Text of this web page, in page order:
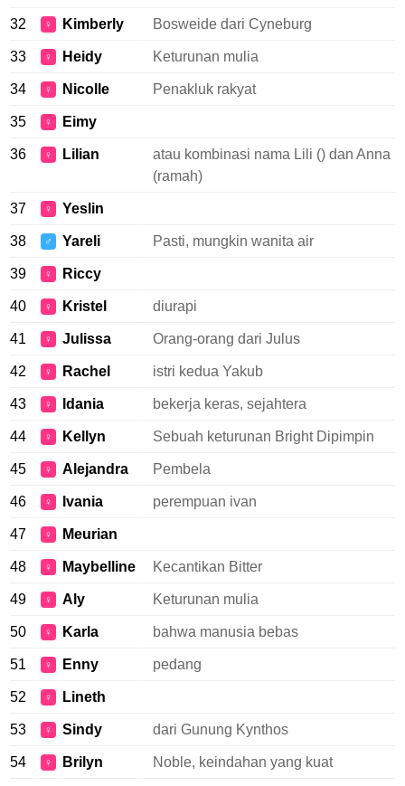
32 ♀ Kimberly Bosweide dari Cyneburg
33 ♀ Heidy Keturunan mulia
34 ♀ Nicolle Penakluk rakyat
35 ♀ Eimy
36 ♀ Lilian
atau kombinasi nama Lili () dan Anna
(ramah)
37 ♀ Yeslin
38 ♂ Yareli Pasti, mungkin wanita air
39 ♀ Riccy
40 ♀ Kristel diurapi
41 ♀ Julissa Orang-orang dari Julus
42 ♀ Rachel istri kedua Yakub
43 ♀ Idania bekerja keras, sejahtera
44 ♀ Kellyn Sebuah keturunan Bright Dipimpin
45 ♀ Alejandra Pembela
46 ♀ Ivania perempuan ivan
47 ♀ Meurian
48 ♀ Maybelline Kecantikan Bitter
49 ♀ Aly Keturunan mulia
50 ♀ Karla bahwa manusia bebas
51 ♀ Enny pedang
52 ♀ Lineth
53 ♀ Sindy dari Gunung Kynthos
54 ♀ Brilyn Noble, keindahan yang kuat